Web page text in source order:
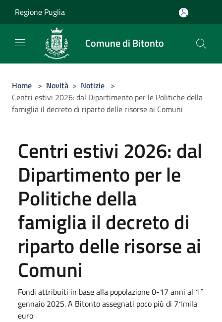
Regione Puglia
Comune di Bitonto
Home > Novità > Notizie >
Centri estivi 2026: dal Dipartimento per le Politiche della
famiglia il decreto di riparto delle risorse ai Comuni
Centri estivi 2026: dal
Dipartimento per le
Politiche della
famiglia il decreto di
riparto delle risorse ai
Comuni
Fondi attribuiti in base alla popolazione 0-17 anni al 1°
gennaio 2025. A Bitonto assegnati poco più di 71mila
euro